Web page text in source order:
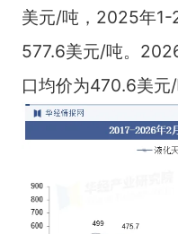
美元/吨，2025年1-
577.6美元/吨。
口均价为470.6美元/